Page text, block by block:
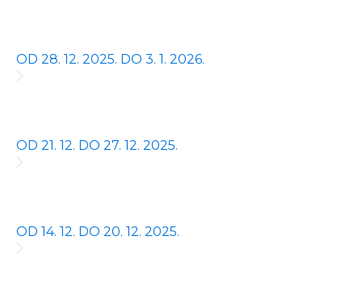
OD 28. 12. 2025. DO 3. 1. 2026.
OD 21. 12. DO 27. 12. 2025.
OD 14. 12. DO 20. 12. 2025.